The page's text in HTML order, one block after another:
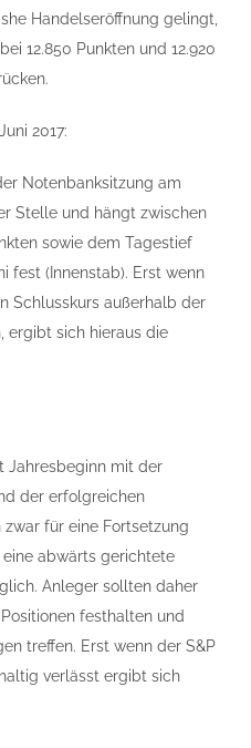
Handelseröffnung gelingt,
12.850 Punkten und 12.920
2017:
Notenbanksitzung am
Stelle und hängt zwischen
sowie dem Tagestief
fest (Innenstab). Erst wenn
Schlusskurs außerhalb der
ergibt sich hieraus die
Jahresbeginn mit der
der erfolgreichen
für eine Fortsetzung
abwärts gerichtete
Anleger sollten daher
festhalten und
treffen. Erst wenn der S&P
verlässt ergibt sich